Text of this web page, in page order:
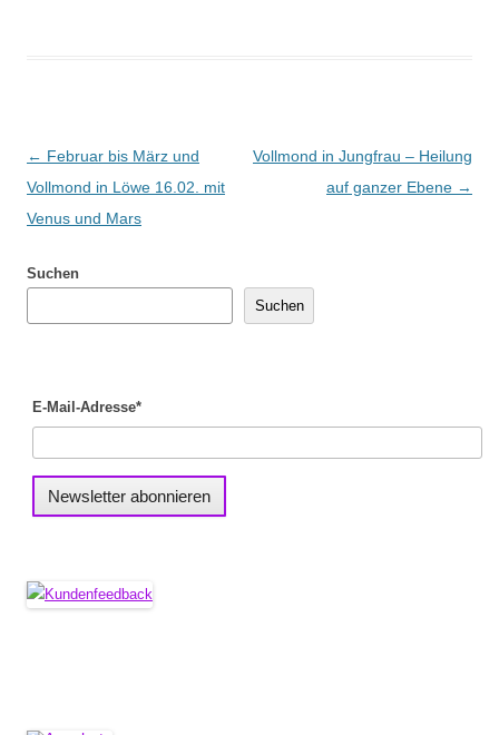
Beitragsnavigation
← Februar bis März und
Vollmond in Löwe 16.02. mit
Venus und Mars
Vollmond in Jungfrau – Heilung
auf ganzer Ebene →
Suchen
Suchen
E-Mail-Adresse*